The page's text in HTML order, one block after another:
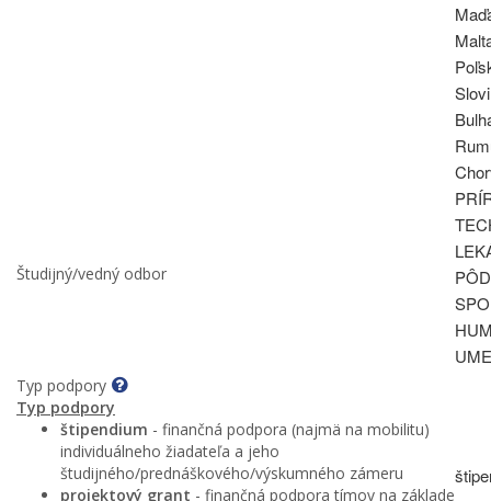
Študijný/vedný odbor
Typ podpory
Typ podpory
štipendium - finančná podpora (najmä na mobilitu)
individuálneho žiadateľa a jeho
študijného/prednáškového/výskumného zámeru
projektový grant - finančná podpora tímov na základe